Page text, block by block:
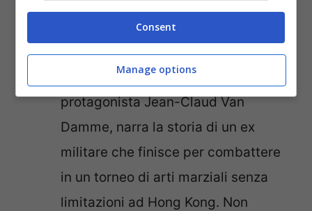
Bloodsport: film del 1988 con
protagonista Jean-Claud Van
Damme, narra la storia di un ex
militare che finisce per combattere
in un torneo di arti marziali senza
limitazioni ad Hong Kong. Non
Consent
Manage options